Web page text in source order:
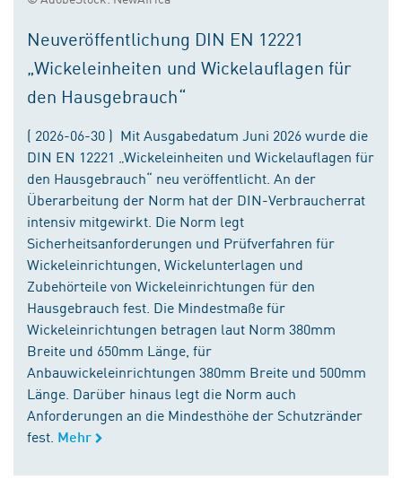
Neuveröffentlichung DIN EN 12221
„Wickeleinheiten und Wickelauflagen für
den Hausgebrauch“
( 2026-06-30 ) Mit Ausgabedatum Juni 2026 wurde die
DIN EN 12221 „Wickeleinheiten und Wickelauflagen für
den Hausgebrauch“ neu veröffentlicht. An der
Überarbeitung der Norm hat der DIN-Verbraucherrat
intensiv mitgewirkt. Die Norm legt
Sicherheitsanforderungen und Prüfverfahren für
Wickeleinrichtungen, Wickelunterlagen und
Zubehörteile von Wickeleinrichtungen für den
Hausgebrauch fest. Die Mindestmaße für
Wickeleinrichtungen betragen laut Norm 380mm
Breite und 650mm Länge, für
Anbauwickeleinrichtungen 380mm Breite und 500mm
Länge. Darüber hinaus legt die Norm auch
Anforderungen an die Mindesthöhe der Schutzränder
fest. Mehr